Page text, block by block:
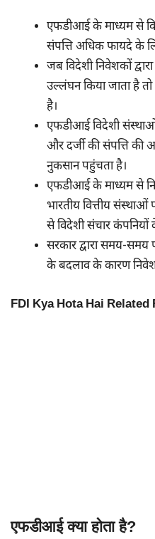
एफडीआई के माध्यम से
संपत्ति अधिक फायदे के
जब विदेशी निवेशकों
उल्लंघन किया जाता है तो
है।
एफडीआई विदेशी संस्थाओं
और दर्जी की संपत्ति की
नुकसान पहुंचता है।
एफडीआई के माध्यम से
भारतीय वित्तीय
से विदेशी संचार
सरकार द्वारा समय-
के बदलाव के कारण
FDI Kya Hota Hai Related
एफडीआई क्या होता है?